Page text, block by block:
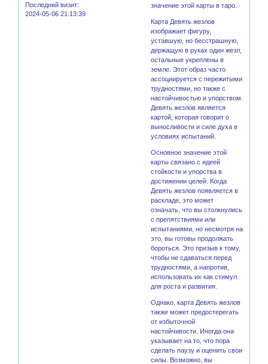
Последний визит:
2024-05-06 21:13:39
значение этой карты в таро.
Карта Девять жезлов
изображает фигуру,
уставшую, но бесстрашную,
держащую в руках один жезл,
остальные укреплены в
земле. Этот образ часто
ассоциируется с пережитыми
трудностями, но также с
настойчивостью и упорством.
Девять жезлов является
картой, которая говорит о
выносливости и силе духа в
условиях испытаний.
Основное значение этой
карты связано с идеей
стойкости и упорства в
достижении целей. Когда
Девять жезлов появляется в
раскладе, это может
означать, что вы столкнулись
с препятствиями или
испытаниями, но несмотря на
это, вы готовы продолжать
бороться. Это призыв к тому,
чтобы не сдаваться перед
трудностями, а напротив,
использовать их как стимул
для роста и развития.
Однако, карта Девять жезлов
также может предостерегать
от избыточной
настойчивости. Иногда она
указывает на то, что пора
сделать паузу и оценить свои
силы. Возможно, вы